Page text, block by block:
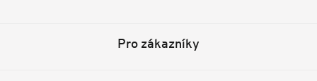
Pro zákazníky